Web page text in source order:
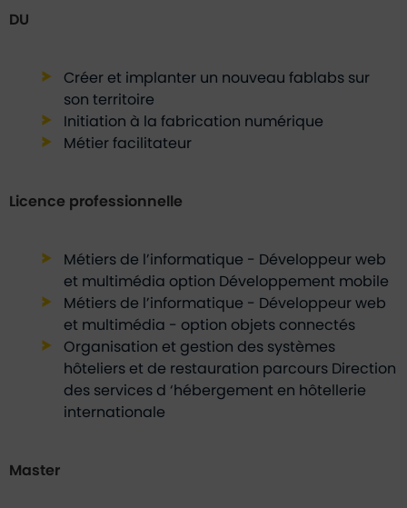
DU
Créer et implanter un nouveau fablabs sur
son territoire
Initiation à la fabrication numérique
Métier facilitateur
Licence professionnelle
Métiers de l’informatique - Développeur web
et multimédia option Développement mobile
Métiers de l’informatique - Développeur web
et multimédia - option objets connectés
Organisation et gestion des systèmes
hôteliers et de restauration parcours Direction
des services d ‘hébergement en hôtellerie
internationale
Master